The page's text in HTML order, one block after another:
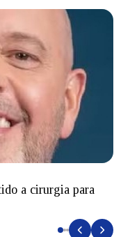
a cirurgia para